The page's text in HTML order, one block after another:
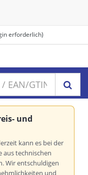
erforderlich)
und
kann es bei der
aus technischen
Wir entschuldigen
und